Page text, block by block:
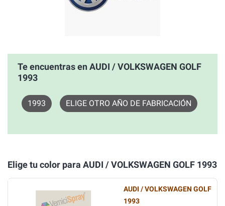
Te encuentras en AUDI / VOLKSWAGEN GOLF
1993
1993 ELIGE OTRO AÑO DE FABRICACIÓN
Elige tu color para AUDI / VOLKSWAGEN GOLF 1993
AUDI / VOLKSWAGEN GOLF
1993